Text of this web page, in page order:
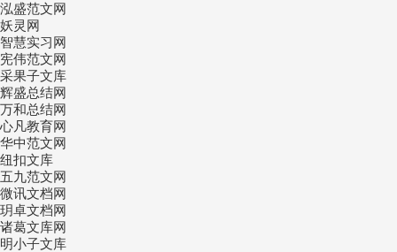
泓盛范文网
妖灵网
智慧实习网
宪伟范文网
采果子文库
辉盛总结网
万和总结网
心凡教育网
华中范文网
纽扣文库
五九范文网
微讯文档网
玥卓文档网
诸葛文库网
明小子文库